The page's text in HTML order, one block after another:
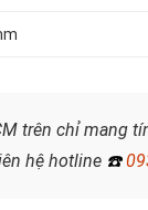
trên chỉ mang
hệ hotline ☎️